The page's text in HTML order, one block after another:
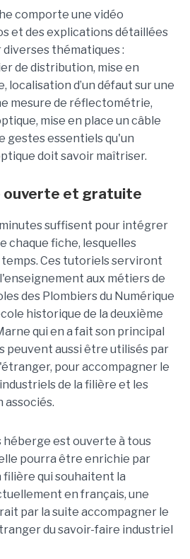
comporte une vidéo
et des explications détaillées
thématiques :
de distribution, mise en
localisation d’un défaut sur une
mesure de réflectométrie,
mise en place un câble
gestes essentiels qu'un
doit savoir maîtriser.
ouverte et gratuite
minutes suffisent pour intégrer
chaque fiche, lesquelles
Ces tutoriels serviront
aux métiers de
des Plombiers du Numérique
historique de la deuxième
qui en a fait son principal
peuvent aussi être utilisés par
pour accompagner le
de la filière et les
associés.
héberge est ouverte à tous
pourra être enrichie par
filière qui souhaitent la
en français, une
par la suite accompagner le
du savoir-faire industriel